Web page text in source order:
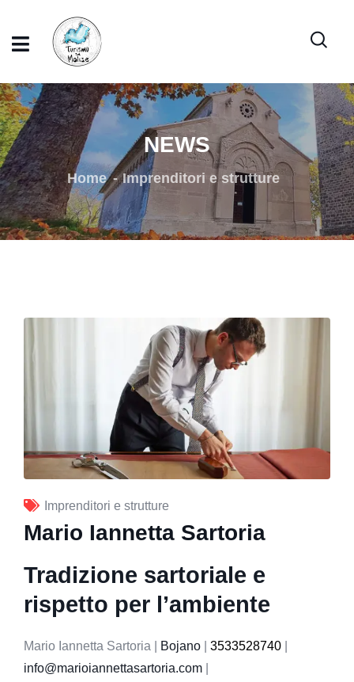
NEWS
Home Imprenditori e strutture
Imprenditori e strutture
Mario Iannetta Sartoria
Tradizione sartoriale e
rispetto per l’ambiente
Mario Iannetta Sartoria | Bojano 3533528740
info@marioiannettasartoria.com